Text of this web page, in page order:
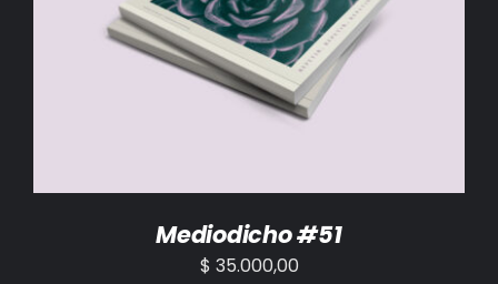
AÑADIR AL CARRITO / DETALLES
Mediodicho #51
$ 35.000,00